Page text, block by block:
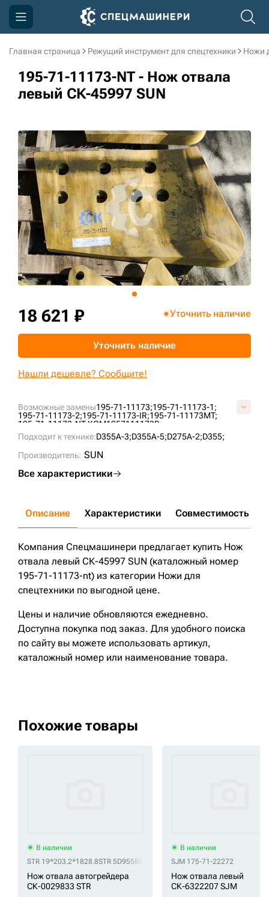
Главная страница Режущий инструмент для спецтехники Ножи
195-71-11173-NT - Нож отвала
левый СК-45997 SUN
Возможные замены195-71-11173;195-71-11173-1;
195-71-11173-2;195-71-11173-IR;195-71-11173MT;
195-71-11173-NT;KOM1957111173B;
Подходит к технике:D355A-3;D355A-5;D275A-2;D355;
Производитель: SUN
Все характеристики
18 621 ₽ Уточнить наличие
Уточнить наличие
Нашли дешевле? Сообщите!
Описание Характеристики Совместимость
Компания Спецмашинери предлагает купить Нож
отвала левый СК-45997 SUN (каталожный номер
195-71-11173-nt) из категории Ножи для
спецтехники по выгодной цене.
Цены и наличие обновляются ежедневно.
Доступна покупка под заказ. Для удобного поиска
по сайту вы можете использовать артикул,
каталожный номер или наименование товара.
Похожие товары
В наличии
STR 19*203.2*1828.8STR 5D9558ICE
Нож отвала автогрейдера
СК-0029833 STR
В наличии
SJM 175-71-22272
Нож отвала левый
СК-6322207 SJM
Компания
Акции
Информация
Контакты
3D тур по производству
3D тур по складам
sksale@skdst.ru
+7 (499) 394-50-93